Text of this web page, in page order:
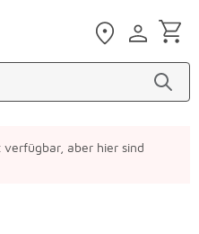
aber hier sind